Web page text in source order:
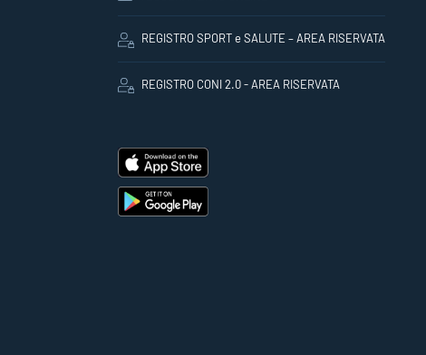
REGISTRO SPORT e SALUTE – AREA RISERVATA
REGISTRO CONI 2.0 - AREA RISERVATA